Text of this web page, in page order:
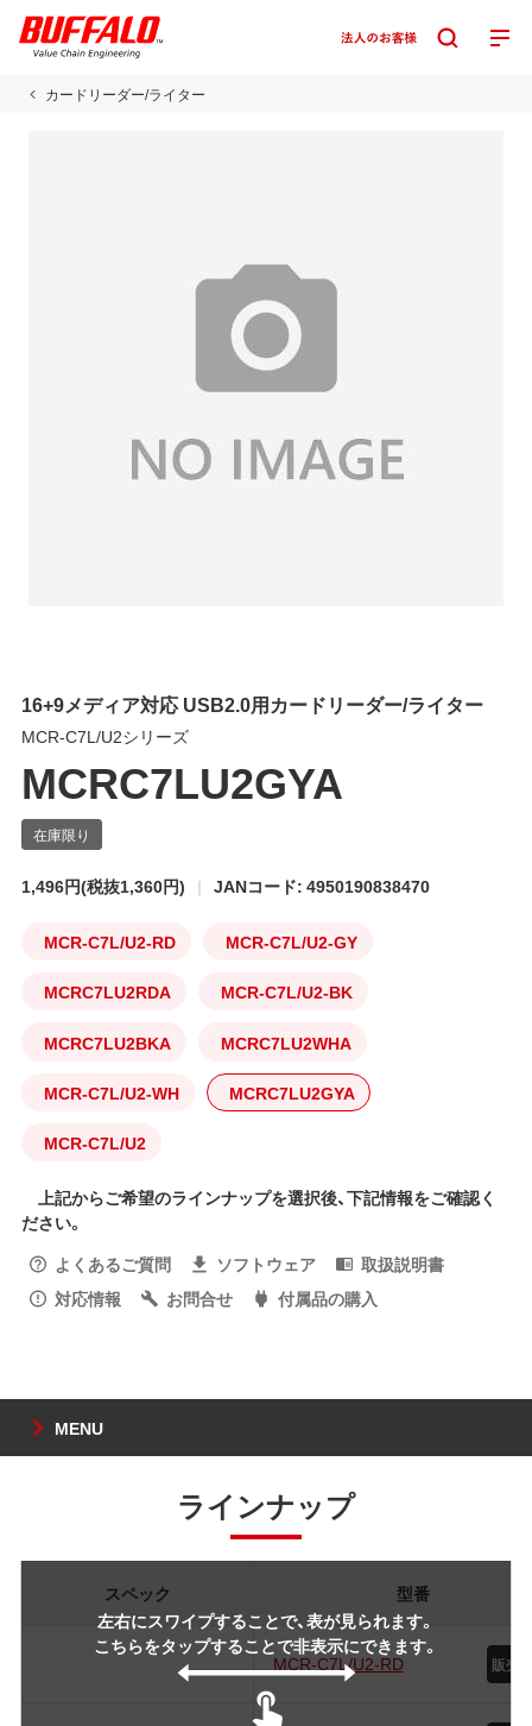
カードリーダー/ライター
16+9メディア対応 USB2.0用カードリーダー/ライター
MCR-C7L/U2シリーズ
MCRC7LU2GYA
1,496円(税抜1,360円) JANコード: 4950190838470
MCR-C7L/U2-RD MCR-C7L/U2-GY
MCRC7LU2RDA MCR-C7L/U2-BK
MCRC7LU2BKA MCRC7LU2WHA
MCR-C7L/U2-WH MCRC7LU2GYA
MCR-C7L/U2
上記からご希望のラインナップを選択後、下記情報をご確認く
ださい。
よくあるご質問
ソフトウェア
取扱説明書
対応情報
お問合せ 付属品の購入
MENU
ラインナップ
左右にスワイプすることで、表が見られます。
こちらをタップすることで非表示にできます。
スペック 型番
MCR-C7L/U2-RD